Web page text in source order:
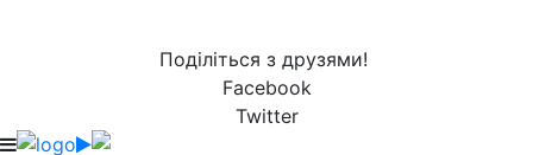
Поділіться з друзями!
Facebook
Twitter